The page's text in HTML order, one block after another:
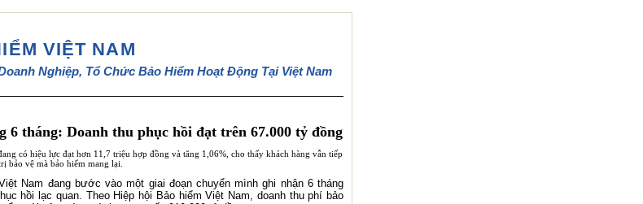
VIỆT NAM
Nghiệp, Tổ Chức Bảo Hiểm Hoạt Động Tại Việt Nam
6 tháng: Doanh thu phục hồi đạt trên 67.000 tỷ đồng
có hiệu lực đạt hơn 11,7 triệu hợp đồng và tăng 1,06%, cho thấy khách hàng vẫn tiếp
bảo vệ mà bảo hiểm mang lại.
Nam đang bước vào một giai đoạn chuyển mình ghi nhận 6 tháng
hồi lạc quan. Theo Hiệp hội Bảo hiểm Việt Nam, doanh thu phí bảo